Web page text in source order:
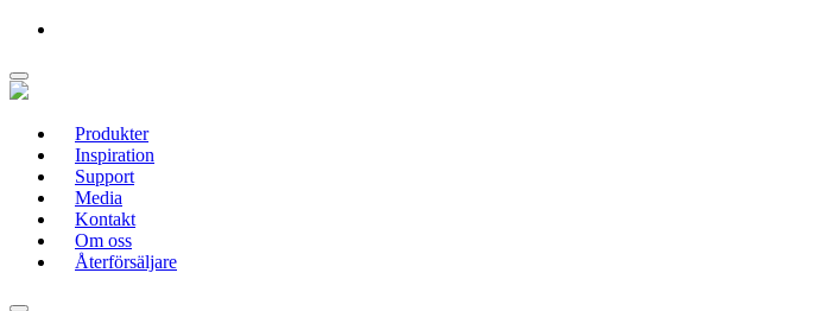
Produkter
Inspiration
Support
Media
Kontakt
Om oss
Återförsäljare